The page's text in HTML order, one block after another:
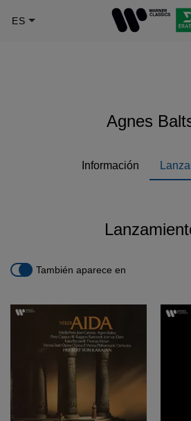
Agnes
Información
También aparece en